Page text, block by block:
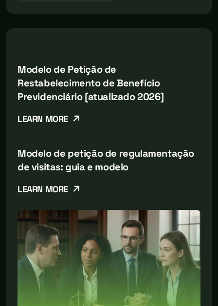
Modelo de Petição de
Restabelecimento de Benefício
Previdenciário [atualizado 2026]
LEARN MORE
Modelo de petição de regulamentação
de visitas: guia e modelo
LEARN MORE